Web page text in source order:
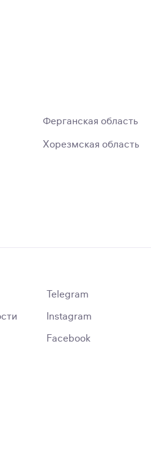
Ферганская область
Хорезмская область
Telegram
Instagram
Facebook